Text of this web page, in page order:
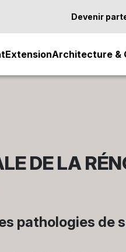
Devenir
ExtensionArchitecture &
DE LA
pathologies de